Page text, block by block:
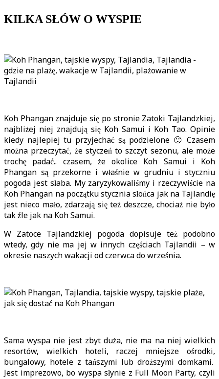
KILKA SŁÓW O WYSPIE
Koh Phangan znajduje się po stronie Zatoki Tajlandzkiej,
najbliżej niej znajdują się Koh Samui i Koh Tao. Opinie
kiedy najlepiej tu przyjechać są podzielone 🙂 Czasem
można przeczytać, że styczeń to szczyt sezonu, ale może
trochę padać.. czasem, że okolice Koh Samui i Koh
Phangan są przekorne i właśnie w grudniu i styczniu
pogoda jest słaba. My zaryzykowaliśmy i rzeczywiście na
Koh Phangan na początku stycznia słońca jak na Tajlandię
jest nieco mało, zdarzają się też deszcze, chociaż nie było
tak źle jak na Koh Samui.
W Zatoce Tajlandzkiej pogoda dopisuje też podobno
wtedy, gdy nie ma jej w innych częściach Tajlandii – w
okresie naszych wakacji od czerwca do września.
Sama wyspa nie jest zbyt duża, nie ma na niej wielkich
resortów, wielkich hoteli, raczej mniejsze ośrodki,
bungalowy, hotele z tańszymi lub droższymi domkami.
Jest imprezowo, bo wyspa słynie z Full Moon Party, czyli